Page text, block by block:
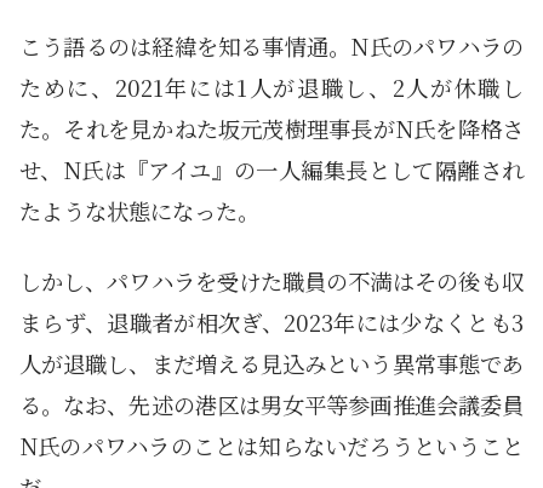
こう語るのは経緯を知る事情通。N氏のパワハラの
ために、2021年には1人が退職し、2人が休職し
た。それを見かねた坂元茂樹理事長がN氏を降格さ
せ、N氏は『アイユ』の一人編集長として隔離され
たような状態になった。
しかし、パワハラを受けた職員の不満はその後も収
まらず、退職者が相次ぎ、2023年には少なくとも3
人が退職し、まだ増える見込みという異常事態であ
る。なお、先述の港区は男女平等参画推進会議委員
N氏のパワハラのことは知らないだろうということ